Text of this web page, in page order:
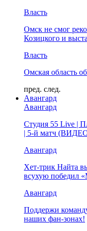
Власть
Омск не смог
Козицкого и
Власть
Омская область
пред. след.
Авангард
Авангард
Студия 55 Live |
| 5-й матч
Авангард
Хет-трик Найта
всухую победил
Авангард
Поддержи
наших фан-зонах!